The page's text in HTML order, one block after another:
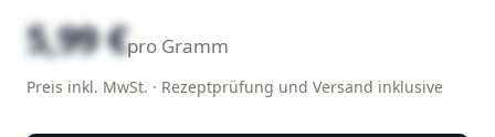
5,99 €pro Gramm
Preis inkl. MwSt. · Rezeptprüfung und Versand inklusive